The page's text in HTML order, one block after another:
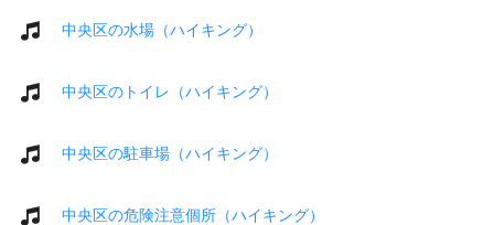
中央区の水場（ハイキング）
中央区のトイレ（ハイキング）
中央区の駐車場（ハイキング）
中央区の危険注意個所（ハイキング）